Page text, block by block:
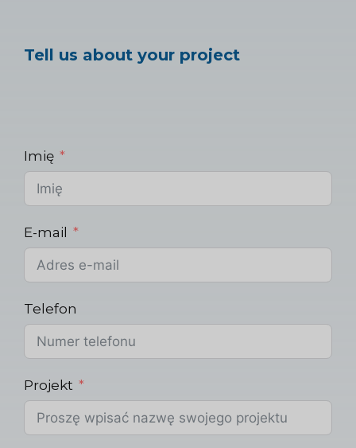
Tell us about your project
Imię
E-mail
Telefon
Projekt